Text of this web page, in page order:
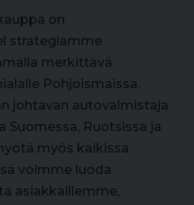
on
strategiamme
merkittävä
Pohjoismaissa.
johtavan autovalmistaja
Suomessa, Ruotsissa ja
myös kaikissa
voimme luoda
asiakkaillemme,